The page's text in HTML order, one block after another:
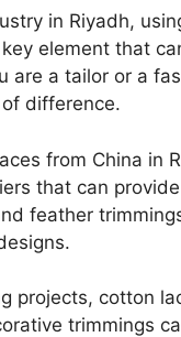
in Riyadh,
element that
are a tailor or a
difference.
from China in
that can
feather
projects, cotton
trimmings